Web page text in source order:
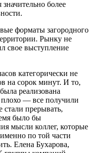
значительно более
форматы загородного
Рынку не
свое выступление
категорически не
на сорок минут. И то,
реализована
— все получили
стали прерывать,
было бы
мысли коллег, которые
по той части
Елена Бухарова,